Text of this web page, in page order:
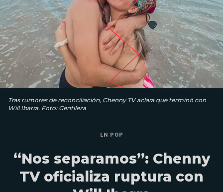
Tras rumores de reconciliación, Chenny TV aclara que terminó con
Will Ibarra. Foto: Gentileza
LN POP
“Nos separamos”: Chenny
TV oficializa ruptura con